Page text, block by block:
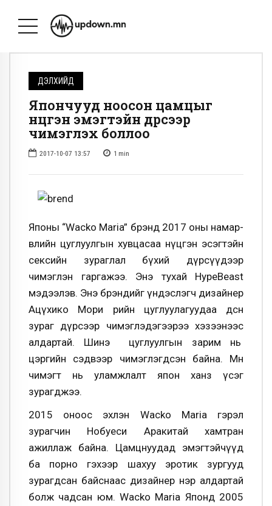
ДЭЛХИЙД
Япончууд ноосон цамцыг
нүцгэн эмэгтэйн дүрсээр
чимэглэх боллоо
2017-10-07 13:57 1 min
Японы “Wacko Maria” брэнд 2017 оны намар-
өвлийн цуглуулгын хувцасаа нүцгэн эсэгтэйн
сексийн зураглал бүхий дүрсүүдээр
чимэглэн гаргажээ. Энэ тухай HypeBeast
мэдээлэв. Энэ брэндийг үндэслэгч дизайнер
Ацүхико Мори өөрийн цуглуулагуудаа өдөөсөн
зураг дүрсээр чимэглэдэгээрээ хэзээнээс
алдартай. Шинэ цуглуулгын зарим нь
цэргийн сэдвээр чимэглэгдсэн байна. Мөн
чимэгт нь уламжлалт япон ханз үсэг
зурагджээ.
2015 оноос эхлэн Wacko Maria гэрэл
зурагчин Нобуеси Аракитай хамтран
ажиллаж байна. Цамцнуудад эмэгтэйчүүд
ба порно гэхээр шахуу эротик зургууд
зурагдсан байснаас дизайнер нэр алдартай
болж чадсан юм. Wacko Maria Японд 2005